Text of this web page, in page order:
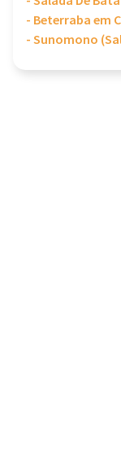
- Beterraba em
- Sunomono